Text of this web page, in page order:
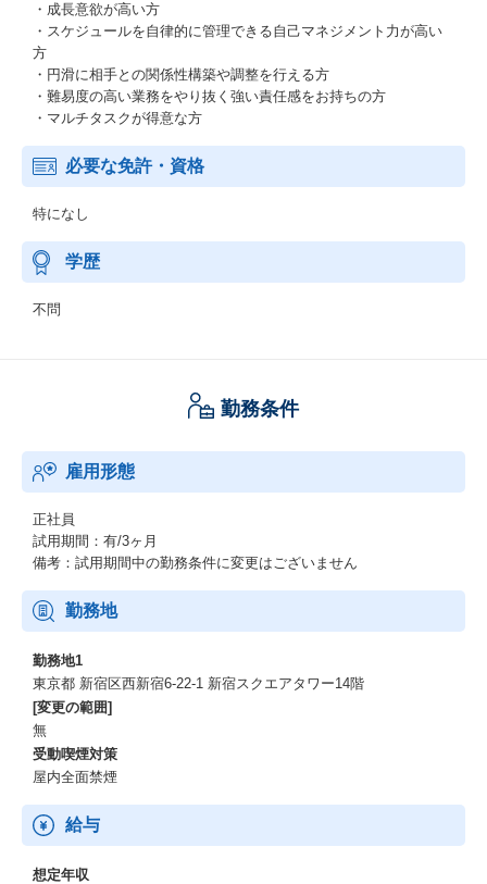
・成長意欲が高い方
・スケジュールを自律的に管理できる自己マネジメント力が高い
方
・円滑に相手との関係性構築や調整を行える方
・難易度の高い業務をやり抜く強い責任感をお持ちの方
・マルチタスクが得意な方
必要な免許・資格
特になし
学歴
不問
勤務条件
雇用形態
正社員
試用期間：有/3ヶ月
備考：試用期間中の勤務条件に変更はございません
勤務地
勤務地1
東京都 新宿区西新宿6-22-1 新宿スクエアタワー14階
[変更の範囲]
無
受動喫煙対策
屋内全面禁煙
給与
想定年収